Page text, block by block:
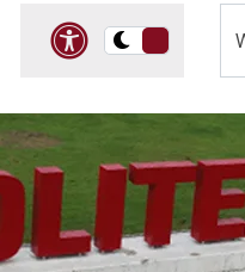
Panel
Przelącz
kontrastowa